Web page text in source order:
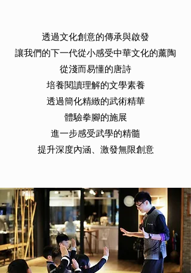
透過文化創意的傳承與啟發
讓我們的下一代從小感受中華文化的薰陶
從淺而易懂的唐詩
培養閱讀理解的文學素養
透過簡化精緻的武術精華
體驗拳腳的施展
進一步感受武學的精髓​​
提升深度內涵、激發無限創意